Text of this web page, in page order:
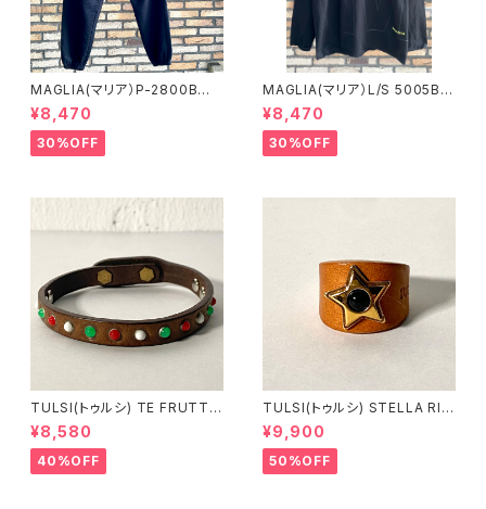
MAGLIA(マリア）P-2800B
ユニセックス スプリングスウ
ェットパンツ ブラック
¥8,470
30%OFF
MAGLIA(マリア）L/S 5005B
ブラックＸブラック ロングスリ
ーブＴシャツ
¥8,470
30%OFF
TULSI(トゥルシ) TE FRUTTI
NO BIANCO ROSSO VERDE
¥8,580
40%OFF
TULSI(トゥルシ) STELLA RIN
G ONICE
¥9,900
50%OFF